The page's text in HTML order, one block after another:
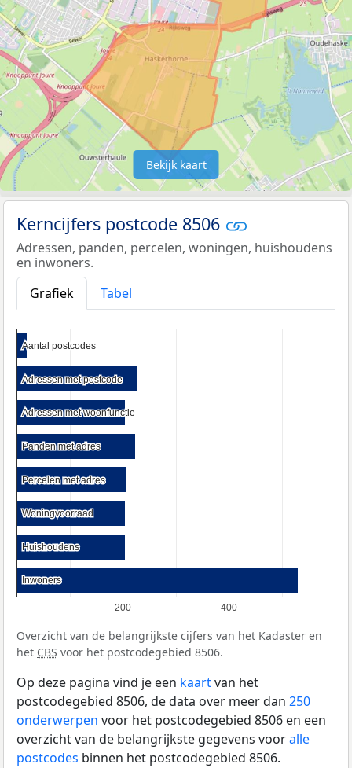
Bekijk kaart
Kerncijfers postcode 8506
Adressen, panden, percelen, woningen, huishoudens
en inwoners.
Grafiek
Tabel
200 400
Aantal postcodes
Aantal postcodes
Adressen met postcode
Adressen met postcode
Adressen met woonfunctie
Adressen met woonfunctie
Panden met adres
Panden met adres
Percelen met adres
Percelen met adres
Woningvoorraad
Woningvoorraad
Huishoudens
Huishoudens
Inwoners
Inwoners
Overzicht van de belangrijkste cijfers van het Kadaster en
het CBS voor het postcodegebied 8506.
Op deze pagina vind je een kaartvan het
postcodegebied 8506, de data over meer dan 250
onderwerpen voor het postcodegebied 8506 en een
overzicht van de belangrijkste gegevens vooralle
postcodes binnen het postcodegebied 8506.